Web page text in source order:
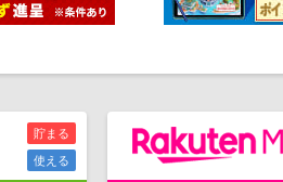
貯まる
使える